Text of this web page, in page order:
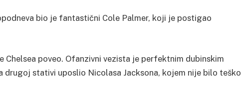
bio je fantastični Cole Palmer, koji je postigao
Chelsea poveo. Ofanzivni vezista je perfektnim dubinskim
drugoj stativi uposlio Nicolasa Jacksona, kojem nije bilo teško